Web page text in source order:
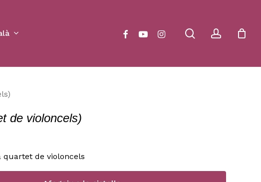
searchaccount
facebookyoutubeinstagram Cart
de violoncels)
quartet de violoncels